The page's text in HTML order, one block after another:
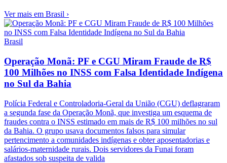
Ver mais em Brasil ›
Brasil
Operação Monã: PF e CGU Miram Fraude de R$
100 Milhões no INSS com Falsa Identidade Indígena
no Sul da Bahia
Polícia Federal e Controladoria-Geral da União (CGU) deflagraram
a segunda fase da Operação Monã, que investiga um esquema de
fraudes contra o INSS estimado em mais de R$ 100 milhões no sul
da Bahia. O grupo usava documentos falsos para simular
pertencimento a comunidades indígenas e obter aposentadorias e
salários-maternidade rurais. Dois servidores da Funai foram
afastados sob suspeita de valida